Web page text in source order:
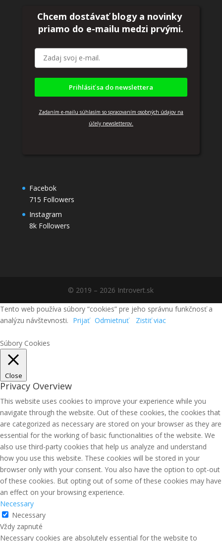
Chcem dostávať blogy a novinky
priamo do e-mailu medzi prvými.
Prihlásiť sa do newslettera
Zadaním e-mailu súhlasím so spracovaním osobných údajov na
účely newsletterov.
Facebok
715 Followers
Instagram
8k Followers
© 2019 – 2026 Introvert.sk
Tento web používa súbory “cookies” pre jeho správnu funkčnosť a
analýzu návštevnosti. Prijať Odmietnuť Zistiť viac
Súbory Cookies
Close
Privacy Overview
This website uses cookies to improve your experience while you
navigate through the website. Out of these cookies, the cookies that
are categorized as necessary are stored on your browser as they are
essential for the working of basic functionalities of the website. We
also use third-party cookies that help us analyze and understand
how you use this website. These cookies will be stored in your
browser only with your consent. You also have the option to opt-out
of these cookies. But opting out of some of these cookies may have
an effect on your browsing experience.
Necessary
Necessary
Vždy zapnuté
Necessary cookies are absolutely essential for the website to